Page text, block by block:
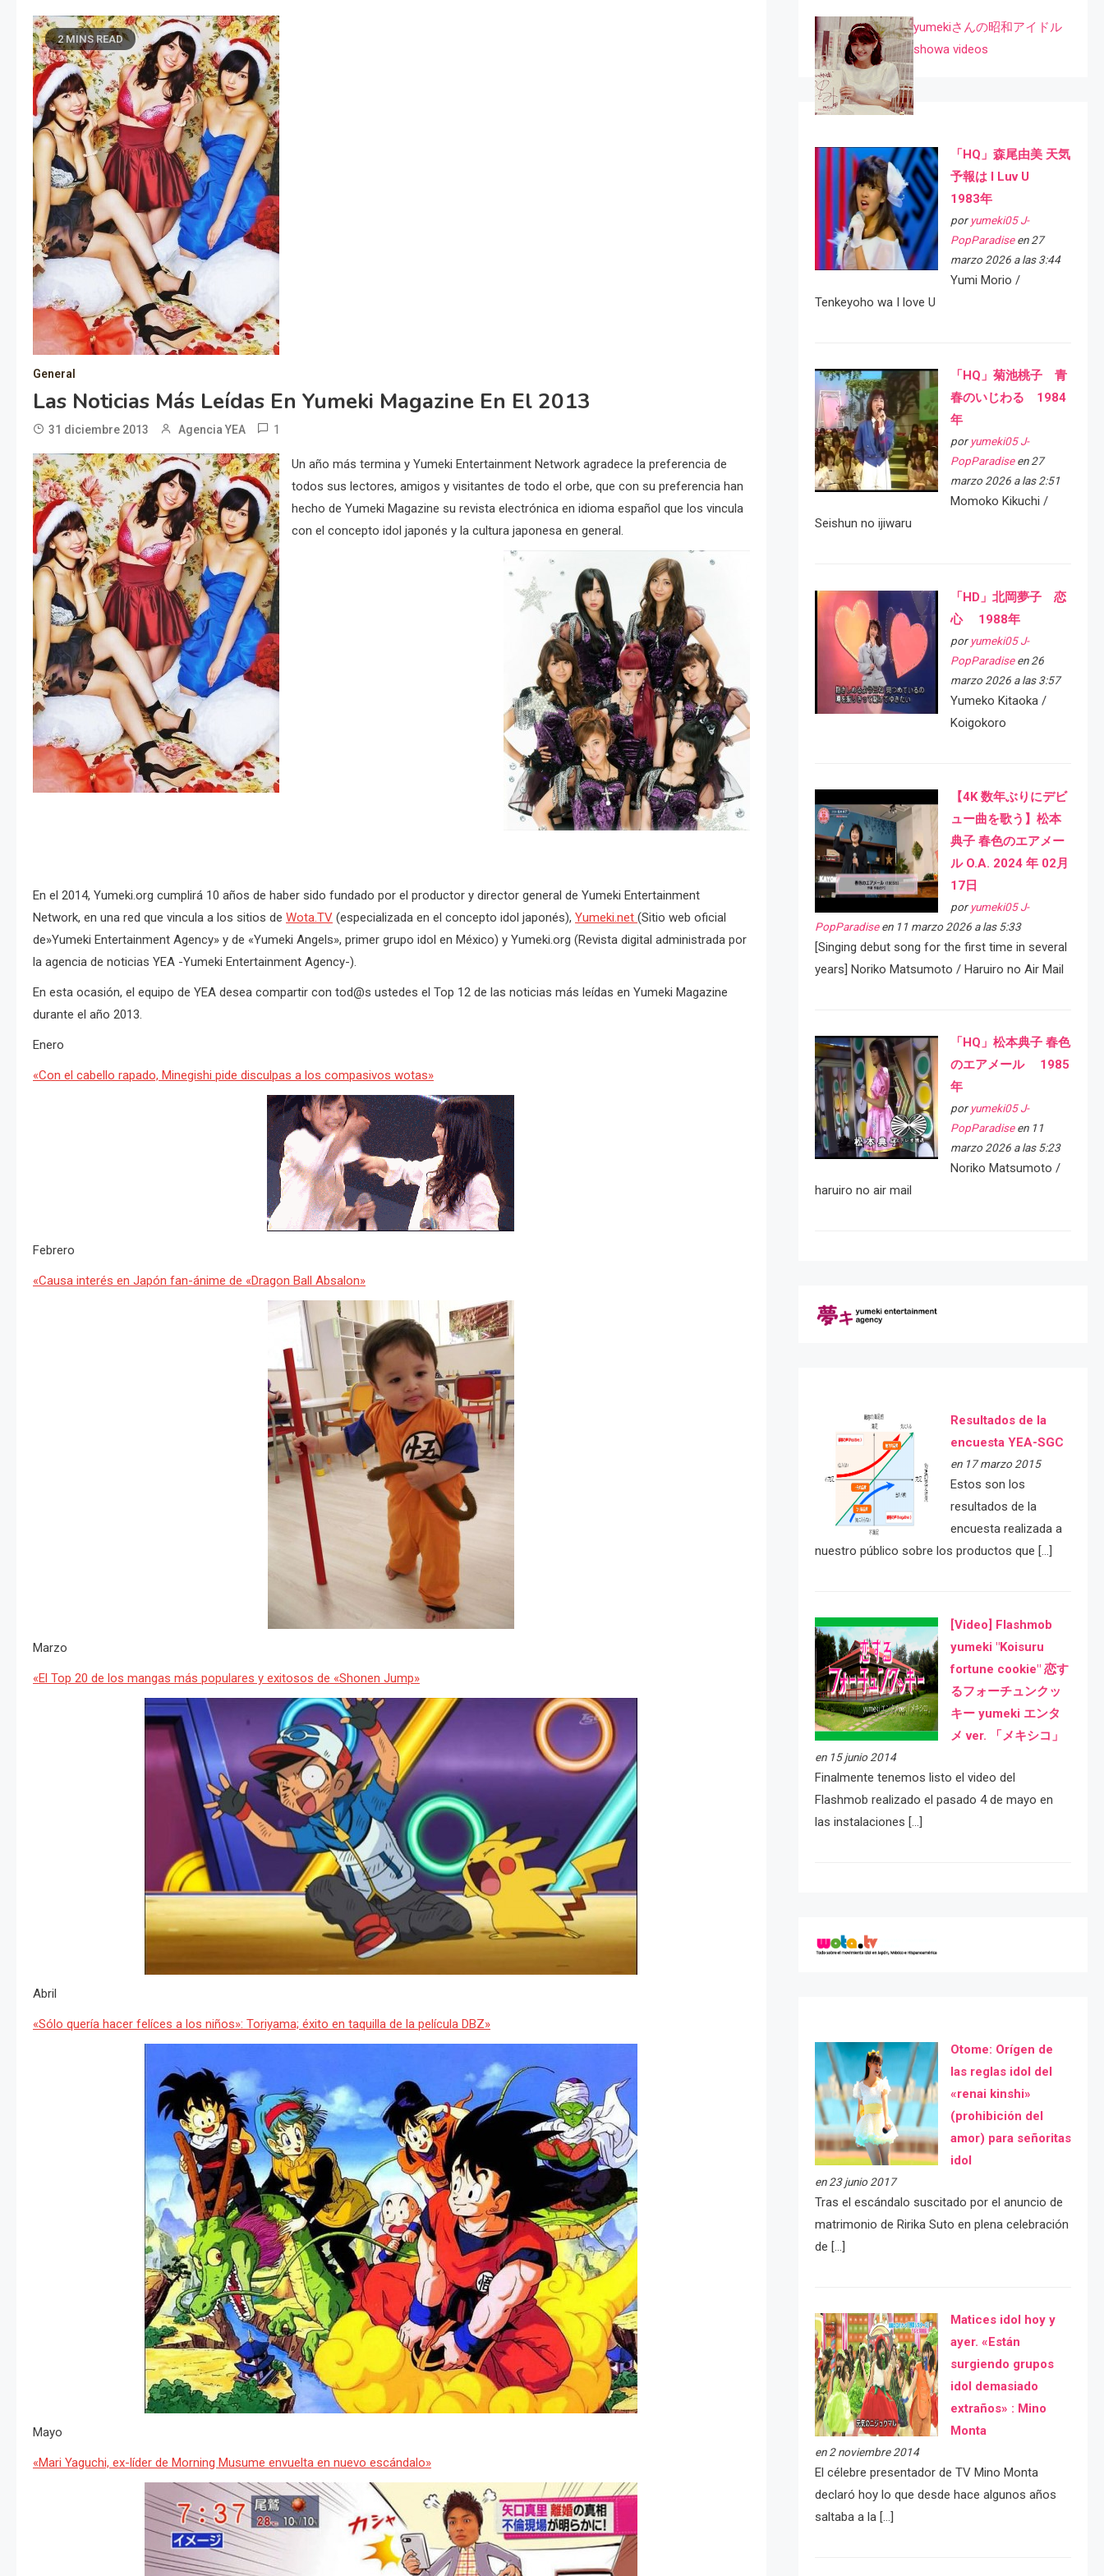
2 MINS READ
General
Las Noticias Más Leídas En Yumeki Magazine En El 2013
31 diciembre 2013 Agencia YEA 1
Un año más termina y Yumeki Entertainment Network agradece la preferencia de
todos sus lectores, amigos y visitantes de todo el orbe, que con su preferencia han
hecho de Yumeki Magazine su revista electrónica en idioma español que los vincula
con el concepto idol japonés y la cultura japonesa en general.
En el 2014, Yumeki.org cumplirá 10 años de haber sido fundado por el productor y director general de Yumeki Entertainment
Network, en una red que vincula a los sitios de Wota.TV (especializada en el concepto idol japonés), Yumeki.net (Sitio web oficial
de»Yumeki Entertainment Agency» y de «Yumeki Angels», primer grupo idol en México) y Yumeki.org (Revista digital administrada por
la agencia de noticias YEA -Yumeki Entertainment Agency-).
En esta ocasión, el equipo de YEA desea compartir con tod@s ustedes el Top 12 de las noticias más leídas en Yumeki Magazine
durante el año 2013.
Enero
«Con el cabello rapado, Minegishi pide disculpas a los compasivos wotas»
Febrero
«Causa interés en Japón fan-ánime de «Dragon Ball Absalon»
Marzo
«El Top 20 de los mangas más populares y exitosos de «Shonen Jump»
Abril
«Sólo quería hacer felíces a los niños»: Toriyama; éxito en taquilla de la película DBZ»
Mayo
«Mari Yaguchi, ex-líder de Morning Musume envuelta en nuevo escándalo»
yumekiさんの昭和アイドル
showa videos
「HQ」森尾由美 天気
予報は I Luv U
1983年
por yumeki05 J-
PopParadiseen 27
marzo 2026 a las 3:44
Yumi Morio /
Tenkeyoho wa I love U
「HQ」菊池桃子 青
春のいじわる 1984
年
por yumeki05 J-
PopParadiseen 27
marzo 2026 a las 2:51
Momoko Kikuchi /
Seishun no ijiwaru
「HD」北岡夢子 恋
心 1988年
por yumeki05 J-
PopParadiseen 26
marzo 2026 a las 3:57
Yumeko Kitaoka /
Koigokoro
【4K 数年ぶりにデビ
ュー曲を歌う】松本
典子 春色のエアメー
ル O.A. 2024 年 02月
17日
por yumeki05 J-
PopParadiseen 11 marzo 2026 a las 5:33
[Singing debut song for the first time in several
years] Noriko Matsumoto / Haruiro no Air Mail
「HQ」松本典子 春色
のエアメール 1985
年
por yumeki05 J-
PopParadiseen 11
marzo 2026 a las 5:23
Noriko Matsumoto /
haruiro no air mail
Resultados de la
encuesta YEA-SGC
en 17 marzo 2015
Estos son los
resultados de la
encuesta realizada a
nuestro público sobre los productos que […]
[Video] Flashmob
yumeki "Koisuru
fortune cookie" 恋す
るフォーチュンクッ
キー yumeki エンタ
メ ver. 「メキシコ」
en 15 junio 2014
Finalmente tenemos listo el video del
Flashmob realizado el pasado 4 de mayo en
las instalaciones […]
Otome: Orígen de
las reglas idol del
«renai kinshi»
(prohibición del
amor) para señoritas
idol
en 23 junio 2017
Tras el escándalo suscitado por el anuncio de
matrimonio de Ririka Suto en plena celebración
de […]
Matices idol hoy y
ayer. «Están
surgiendo grupos
idol demasiado
extraños» : Mino
Monta
en 2 noviembre 2014
El célebre presentador de TV Mino Monta
declaró hoy lo que desde hace algunos años
saltaba a la […]